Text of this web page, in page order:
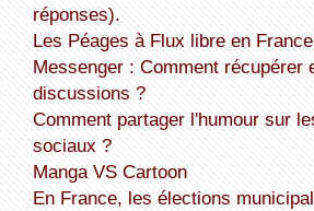
réponses).
Les Péages à Flux libre en France
Messenger : Comment récupérer et lire toutes les
discussions ?
Comment partager l'humour sur les réseaux
sociaux ?
Manga VS Cartoon
En France, les élections municipales : comment ça